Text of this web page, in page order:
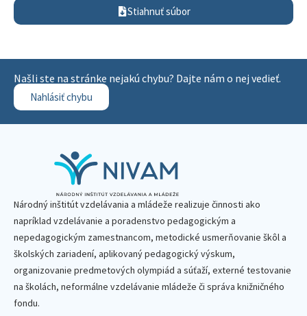
Stiahnuť súbor
Našli ste na stránke nejakú chybu? Dajte nám o nej vedieť.
Nahlásiť chybu
Národný inštitút vzdelávania a mládeže realizuje činnosti ako
napríklad vzdelávanie a poradenstvo pedagogickým a
nepedagogickým zamestnancom, metodické usmerňovanie škôl a
školských zariadení, aplikovaný pedagogický výskum,
organizovanie predmetových olympiád a súťaží, externé testovanie
na školách, neformálne vzdelávanie mládeže či správa knižničného
fondu.